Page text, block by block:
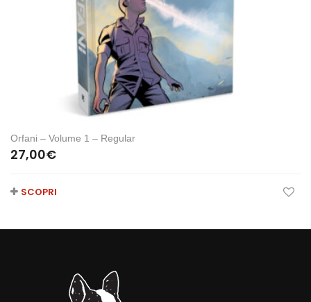
Orfani – Volume 1 – Regular
27,00€
SCOPRI